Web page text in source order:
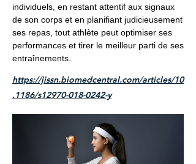
individuels, en restant attentif aux signaux
de son corps et en planifiant judicieusement
ses repas, tout athlète peut optimiser ses
performances et tirer le meilleur parti de ses
entraînements.
https://jissn.biomedcentral.com/articles/10
.1186/s12970-018-0242-y